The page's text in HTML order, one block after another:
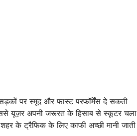
पर स्मूद और फास्ट परफॉर्मेंस दे सकती
यूज़र अपनी जरूरत के हिसाब से स्कूटर चला
के ट्रैफिक के लिए काफी अच्छी मानी जाती